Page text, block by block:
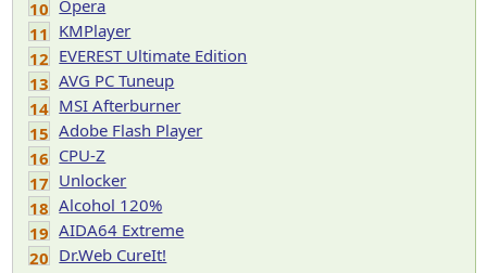
10 Opera
11 KMPlayer
12 EVEREST Ultimate Edition
13 AVG PC Tuneup
14 MSI Afterburner
15 Adobe Flash Player
16 CPU-Z
17 Unlocker
18 Alcohol 120%
19 AIDA64 Extreme
20 Dr.Web CureIt!